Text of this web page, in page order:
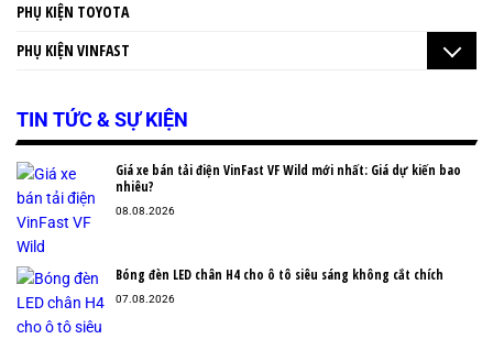
PHỤ KIỆN TOYOTA
PHỤ KIỆN VINFAST
TIN TỨC & SỰ KIỆN
Giá xe bán tải điện VinFast VF Wild mới nhất: Giá dự kiến bao
nhiêu?
08.08.2026
Bóng đèn LED chân H4 cho ô tô siêu sáng không cắt chích
07.08.2026